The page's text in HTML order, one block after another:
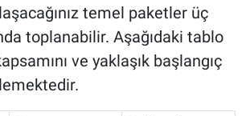
temel paketler üç
toplanabilir. Aşağıdaki tablo
ve yaklaşık başlangıç